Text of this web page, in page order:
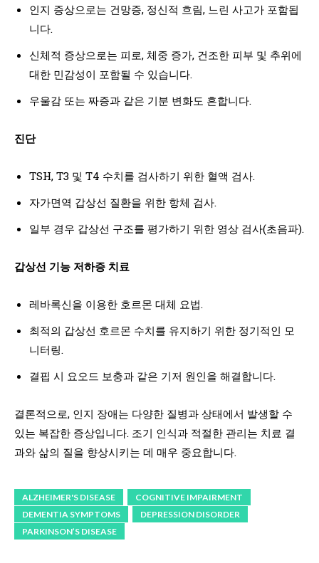
인지 증상으로는 건망증, 정신적 흐림, 느린 사고가 포함됩
니다.
신체적 증상으로는 피로, 체중 증가, 건조한 피부 및 추위에
대한 민감성이 포함될 수 있습니다.
우울감 또는 짜증과 같은 기분 변화도 흔합니다.
진단
TSH, T3 및 T4 수치를 검사하기 위한 혈액 검사.
자가면역 갑상선 질환을 위한 항체 검사.
일부 경우 갑상선 구조를 평가하기 위한 영상 검사(초음파).
갑상선 기능 저하증 치료
레바록신을 이용한 호르몬 대체 요법.
최적의 갑상선 호르몬 수치를 유지하기 위한 정기적인 모
니터링.
결핍 시 요오드 보충과 같은 기저 원인을 해결합니다.
결론적으로, 인지 장애는 다양한 질병과 상태에서 발생할 수
있는 복잡한 증상입니다. 조기 인식과 적절한 관리는 치료 결
과와 삶의 질을 향상시키는 데 매우 중요합니다.
ALZHEIMER'S DISEASE
COGNITIVE IMPAIRMENT
DEMENTIA SYMPTOMS
DEPRESSION DISORDER
PARKINSON’S DISEASE